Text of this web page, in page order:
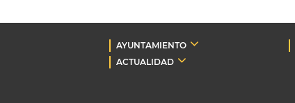
AYUNTAMIENTO
ACTUALIDAD